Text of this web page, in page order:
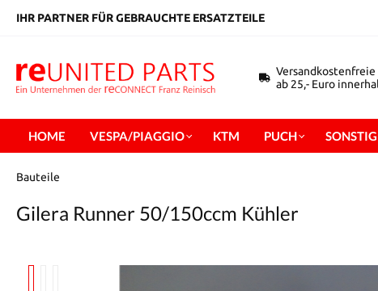
springen
IHR PARTNER FÜR GEBRAUCHTE ERSATZTEILE
ab 25,- Euro
HOME VESPA/PIAGGIO KTM PUCH
Bauteile
Gilera Runner 50/150ccm Kühler